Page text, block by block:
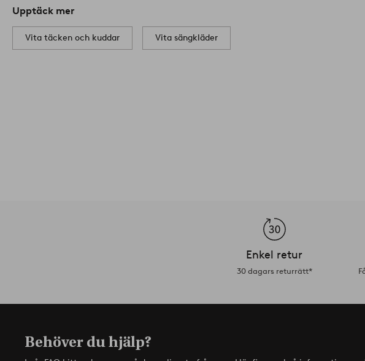
Upptäck mer
Vita täcken och kuddar Vita sängkläder
Enkel retur
30 dagars returrätt*
Behöver du hjälp?